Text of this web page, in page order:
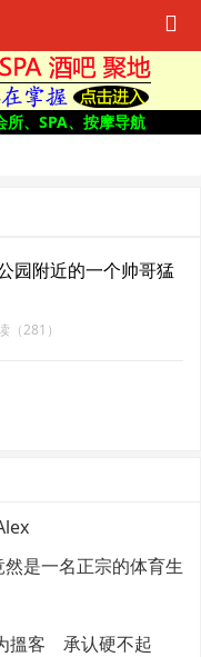
、SPA、按摩导航
园附近的一个帅哥猛
（281）
是一名正宗的体育生
搵客 承认硬不起